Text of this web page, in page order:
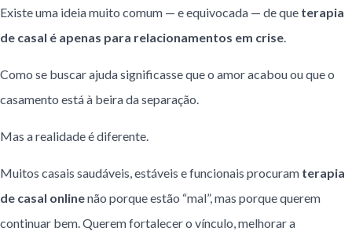
Existe uma ideia muito comum — e equivocada — de que terapia
de casal é apenas para relacionamentos em crise.
Como se buscar ajuda significasse que o amor acabou ou que o
casamento está à beira da separação.
Mas a realidade é diferente.
Muitos casais saudáveis, estáveis e funcionais procuram terapia
de casal onlinenão porque estão “mal”, mas porque querem
continuar bem. Querem fortalecer o vínculo, melhorar a